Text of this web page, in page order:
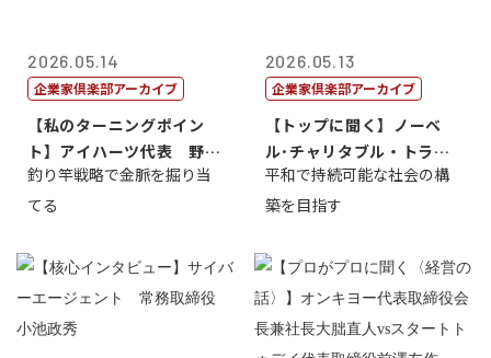
2026.05.14
企業家倶楽部アーカイブ
【私のターニングポイン
ト】アイハーツ代表 野田
憲史
釣り竿戦略で金脈を掘り当
てる
2026.05.13
企業家倶楽部アーカイブ
【トップに聞く】ノーベ
ル･チャリタブル・トラス
ト財団会長 マ...
平和で持続可能な社会の構
築を目指す